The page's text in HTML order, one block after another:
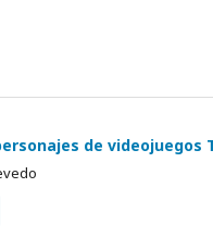
de videojuegos